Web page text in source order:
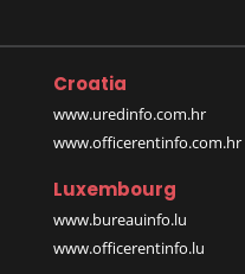
Croatia
www.uredinfo.com.hr
www.officerentinfo.com.hr
Luxembourg
www.bureauinfo.lu
www.officerentinfo.lu